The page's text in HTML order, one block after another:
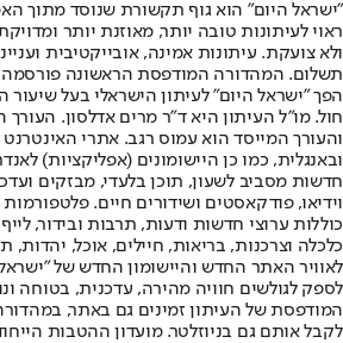
"ישראל היום" הוא גוף תקשורת שנוסד מתוך
ראוי לעיתונות טובה יותר, מאוזנת יותר
ולא צועקת. עיתונות אמינה, אובייקטיבית
הפך "ישראל היום" לעיתון הישראלי בעל שיעור
חול. מו"ל העיתון היא ד"ר מרים אדלסון.
והעורך המייסד הוא עמוס רגב. אתרי
חדשות מסביב לשעון, תוכן בלעדי, מבזקים
וידיאו, פודקאסטים ושידורים חיים.
כוללות ערוצי חדשות ודעות, תרבות ובידור,
לאוויר האתר החדש והיישומון החדש של
לספק לגולשים חוויה מהירה, עדכנית, בטוחה
המודפסת של העיתון זמינים גם באתר,
לקבל אותם גם בניוזלטר. מועדון ההטבות